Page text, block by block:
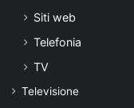
Siti web
Telefonia
TV
Televisione